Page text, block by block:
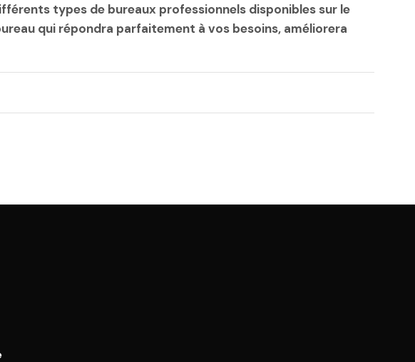
types de bureaux professionnels disponibles sur le
qui répondra parfaitement à vos besoins, améliorera